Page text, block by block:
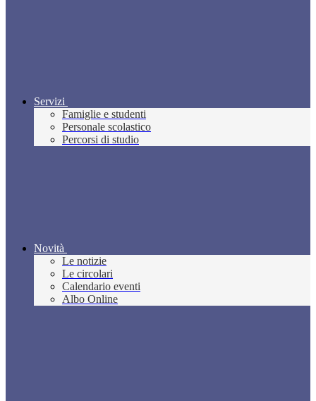
Servizi
Famiglie e studenti
Personale scolastico
Percorsi di studio
Novità
Le notizie
Le circolari
Calendario eventi
Albo Online